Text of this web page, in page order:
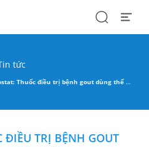
SearchOpen
tức
Thuốc điều trị bệnh gout dùng thế nào hiệu quả nhất?
ĐIỀU TRỊ BỆNH GOUT